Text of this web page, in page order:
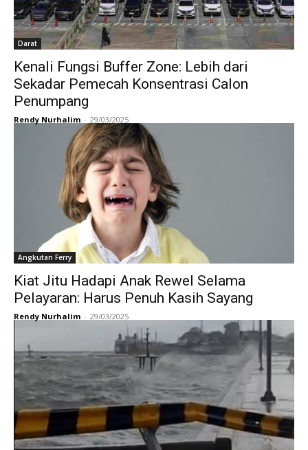
Darat
Kenali Fungsi Buffer Zone: Lebih dari
Sekadar Pemecah Konsentrasi Calon
Penumpang
Rendy Nurhalim - 29/03/2025
Angkutan Ferry
Kiat Jitu Hadapi Anak Rewel Selama
Pelayaran: Harus Penuh Kasih Sayang
Rendy Nurhalim - 29/03/2025